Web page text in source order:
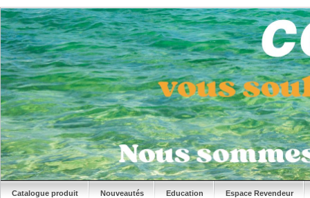
Catalogue produit Nouveautés Education Espace Revendeur